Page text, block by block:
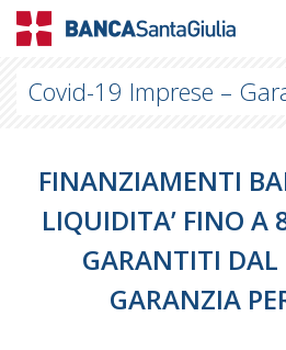
Covid-19 Imprese –
FINANZIAMENTI
LIQUIDITA’ FINO A
GARANTITI DAL
GARANZIA